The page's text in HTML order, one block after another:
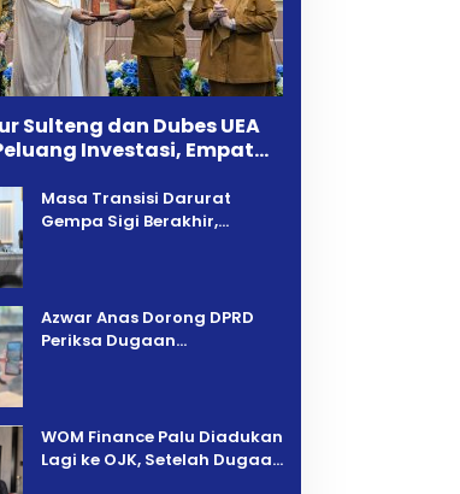
Sulteng dan Dubes UEA
Investasi, Empat
Masa Transisi Darurat
Gempa Sigi Berakhir,
Azwar Anas Dorong DPRD
Periksa Dugaan
‎WOM Finance Palu Diadukan
Lagi ke OJK, Setelah Dugaan